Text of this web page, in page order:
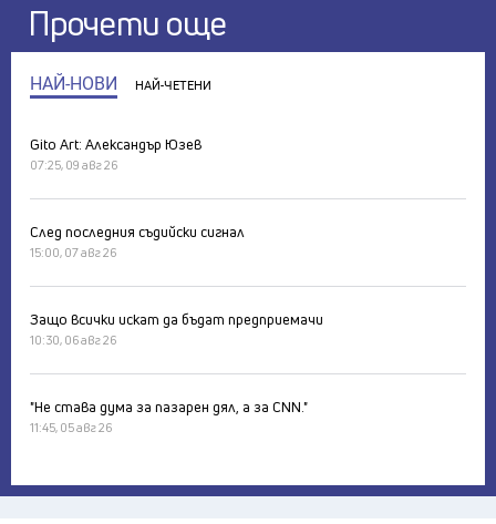
Прочети още
НАЙ-НОВИ НАЙ-ЧЕТЕНИ
Gito Art: Александър Юзев
07:25, 09 авг 26
След последния съдийски сигнал
15:00, 07 авг 26
Защо всички искат да бъдат предприемачи
10:30, 06 авг 26
"Не става дума за пазарен дял, а за CNN."
11:45, 05 авг 26